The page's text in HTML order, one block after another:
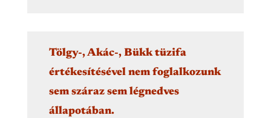
Tölgy-, Akác-, Bükk tüzifa
értékesítésével nem foglalkozunk
sem száraz sem légnedves
állapotában.